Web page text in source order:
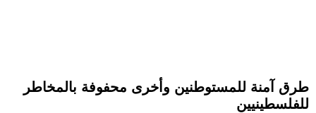
طرق آمنة للمستوطنين وأخرى محفوفة بالمخاطر
للفلسطينيين